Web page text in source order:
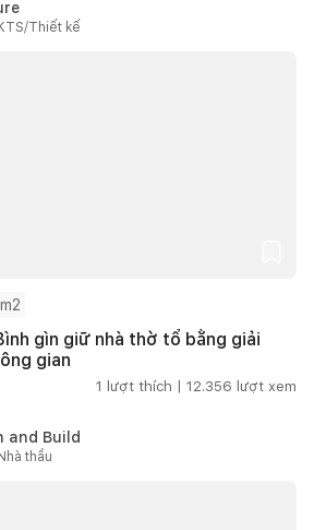
Thiết kế
gìn giữ nhà thờ tổ bằng giải
gian
1 lượt thích | 12.356 lượt xem
and Build
thầu